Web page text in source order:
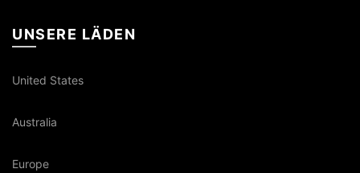
UNSERE LÄDEN
United States
Australia
Europe